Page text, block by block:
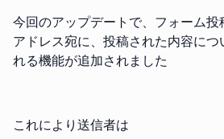
今回のアップデートで、フォーム
アドレス宛に、投稿された内容に
れる機能が追加されました
これにより送信者は